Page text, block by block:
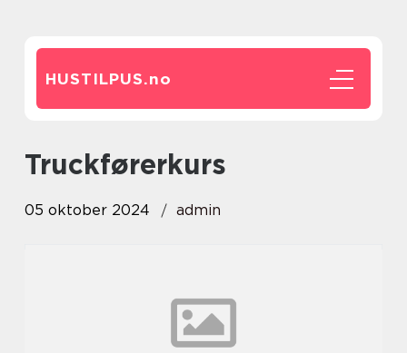
HUSTILPUS.no
Truckførerkurs
05 oktober 2024 admin